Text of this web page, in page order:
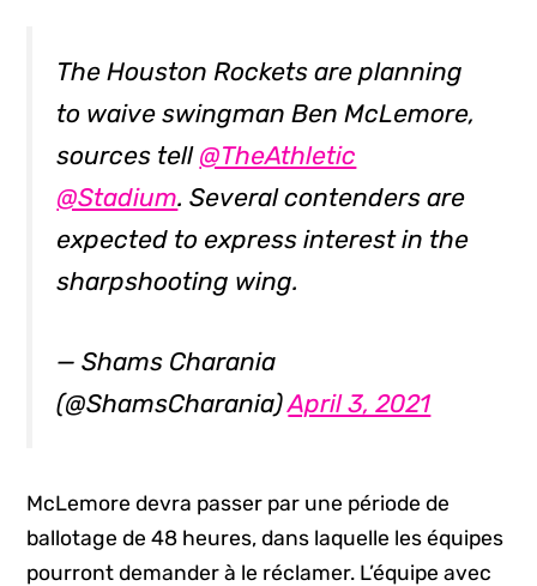
The Houston Rockets are planning
to waive swingman Ben McLemore,
sources tell @TheAthletic
@Stadium. Several contenders are
expected to express interest in the
sharpshooting wing.
— Shams Charania
(@ShamsCharania)April 3, 2021
McLemore devra passer par une période de
ballotage de 48 heures, dans laquelle les équipes
pourront demander à le réclamer. L’équipe avec